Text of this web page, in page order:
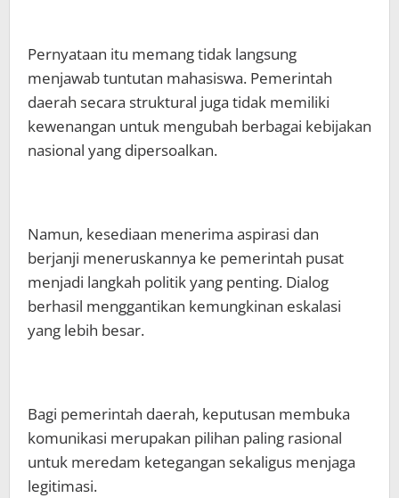
Pernyataan itu memang tidak langsung
menjawab tuntutan mahasiswa. Pemerintah
daerah secara struktural juga tidak memiliki
kewenangan untuk mengubah berbagai kebijakan
nasional yang dipersoalkan.
Namun, kesediaan menerima aspirasi dan
berjanji meneruskannya ke pemerintah pusat
menjadi langkah politik yang penting. Dialog
berhasil menggantikan kemungkinan eskalasi
yang lebih besar.
Bagi pemerintah daerah, keputusan membuka
komunikasi merupakan pilihan paling rasional
untuk meredam ketegangan sekaligus menjaga
legitimasi.